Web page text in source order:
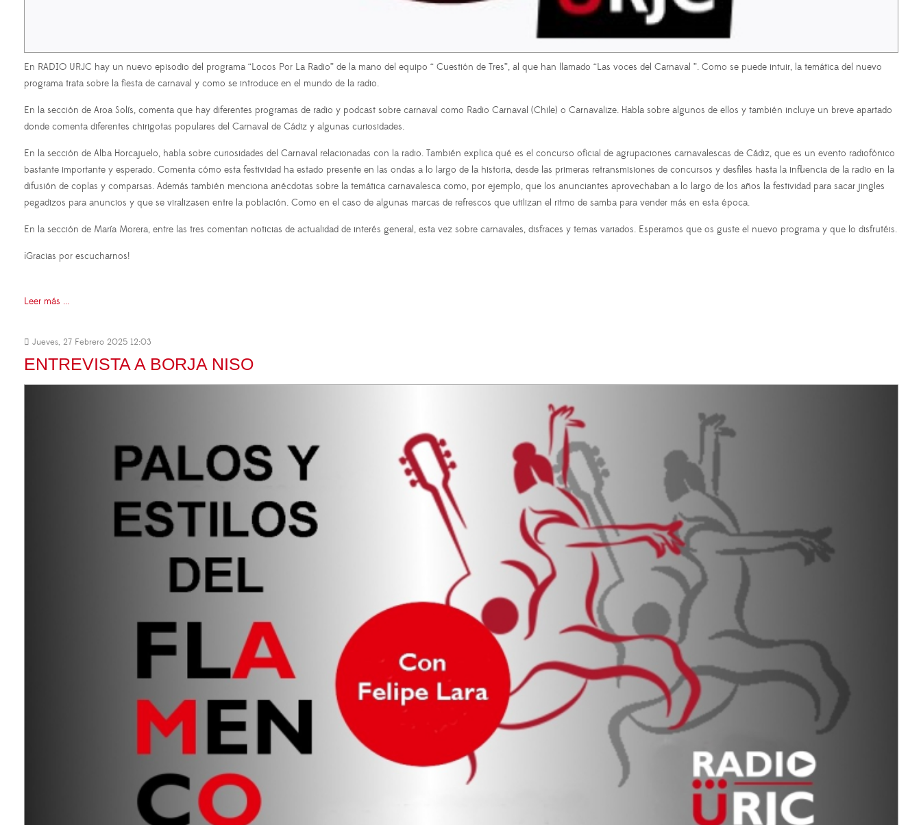
En RADIO URJC hay un nuevo episodio del programa “Locos Por La Radio” de la mano del equipo “ Cuestión de Tres”, al que han llamado “Las voces del Carnaval ”. Como se puede intuir, la temática del nuevo
programa trata sobre la fiesta de carnaval y como se introduce en el mundo de la radio.
En la sección de Aroa Solís, comenta que hay diferentes programas de radio y podcast sobre carnaval como Radio Carnaval (Chile) o Carnavalize. Habla sobre algunos de ellos y también incluye un breve apartado
donde comenta diferentes chirigotas populares del Carnaval de Cádiz y algunas curiosidades.
En la sección de Alba Horcajuelo, habla sobre curiosidades del Carnaval relacionadas con la radio. También explica qué es el concurso oficial de agrupaciones carnavalescas de Cádiz, que es un evento radiofónico
bastante importante y esperado. Comenta cómo esta festividad ha estado presente en las ondas a lo largo de la historia, desde las primeras retransmisiones de concursos y desfiles hasta la influencia de la radio en la
difusión de coplas y comparsas. Además también menciona anécdotas sobre la temática carnavalesca como, por ejemplo, que los anunciantes aprovechaban a lo largo de los años la festividad para sacar jingles
pegadizos para anuncios y que se viralizasen entre la población. Como en el caso de algunas marcas de refrescos que utilizan el ritmo de samba para vender más en esta época.
En la sección de María Morera, entre las tres comentan noticias de actualidad de interés general, esta vez sobre carnavales, disfraces y temas variados. Esperamos que os guste el nuevo programa y que lo disfrutéis.
¡Gracias por escucharnos!
Leer más ...
Jueves, 27 Febrero 2025 12:03
ENTREVISTA A BORJA NISO